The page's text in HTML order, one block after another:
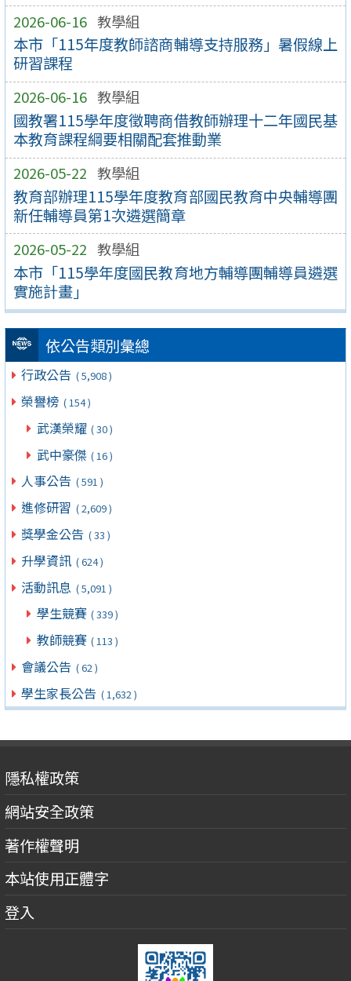
2026-06-16 教學組
本市「115年度教師諮商輔導支持服務」暑假線上
研習課程
2026-06-16 教學組
國教署115學年度徵聘商借教師辦理十二年國民基
本教育課程綱要相關配套推動業
2026-05-22 教學組
教育部辦理115學年度教育部國民教育中央輔導團
新任輔導員第1次遴選簡章
2026-05-22 教學組
本市「115學年度國民教育地方輔導團輔導員遴選
實施計畫」
依公告類別彙總
行政公告 ( 5,908 )
榮譽榜 ( 154 )
武漢榮耀 ( 30 )
武中豪傑 ( 16 )
人事公告 ( 591 )
進修研習 ( 2,609 )
獎學金公告 ( 33 )
升學資訊 ( 624 )
活動訊息 ( 5,091 )
學生競賽 ( 339 )
教師競賽 ( 113 )
會議公告 ( 62 )
學生家長公告 ( 1,632 )
隱私權政策
網站安全政策
著作權聲明
本站使用正體字
登入